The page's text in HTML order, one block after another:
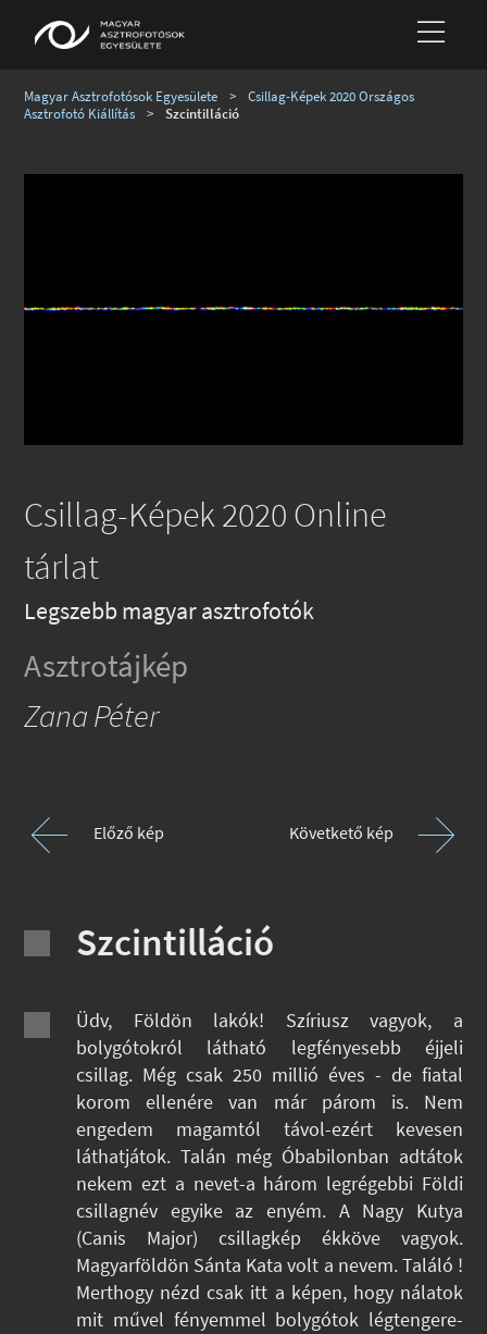
Magyar Asztrofotósok Egyesülete >
Csillag-Képek 2020 Országos
Asztrofotó Kiállítás
> Szcintilláció
Csillag-Képek 2020 Online
tárlat
Legszebb magyar asztrofotók
Asztrotájkép
Zana Péter
Előző kép Követkető kép
Szcintilláció
Üdv, Földön lakók! Szíriusz vagyok, a
bolygótokról látható legfényesebb éjjeli
csillag. Még csak 250 millió éves - de fiatal
korom ellenére van már párom is. Nem
engedem magamtól távol-ezért kevesen
láthatjátok. Talán még Óbabilonban adtátok
nekem ezt a nevet-a három legrégebbi Földi
csillagnév egyike az enyém. A Nagy Kutya
(Canis Major) csillagkép ékköve vagyok.
Magyarföldön Sánta Kata volt a nevem. Találó !
Merthogy nézd csak itt a képen, hogy nálatok
mit művel fényemmel bolygótok légtengere-